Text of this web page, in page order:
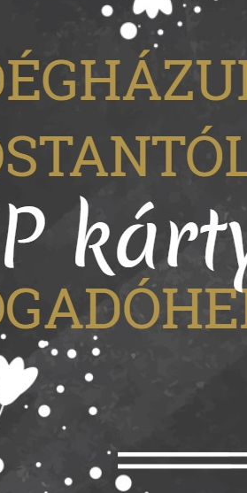
altal-elhelyezett-sutik-
95647
is megvalósulhat.
Ön él valamelyik említett jogával.
részletesebben:
kérdéssel fordul hozzánk
Adatkezelő számára.
van hozzászólás írására.